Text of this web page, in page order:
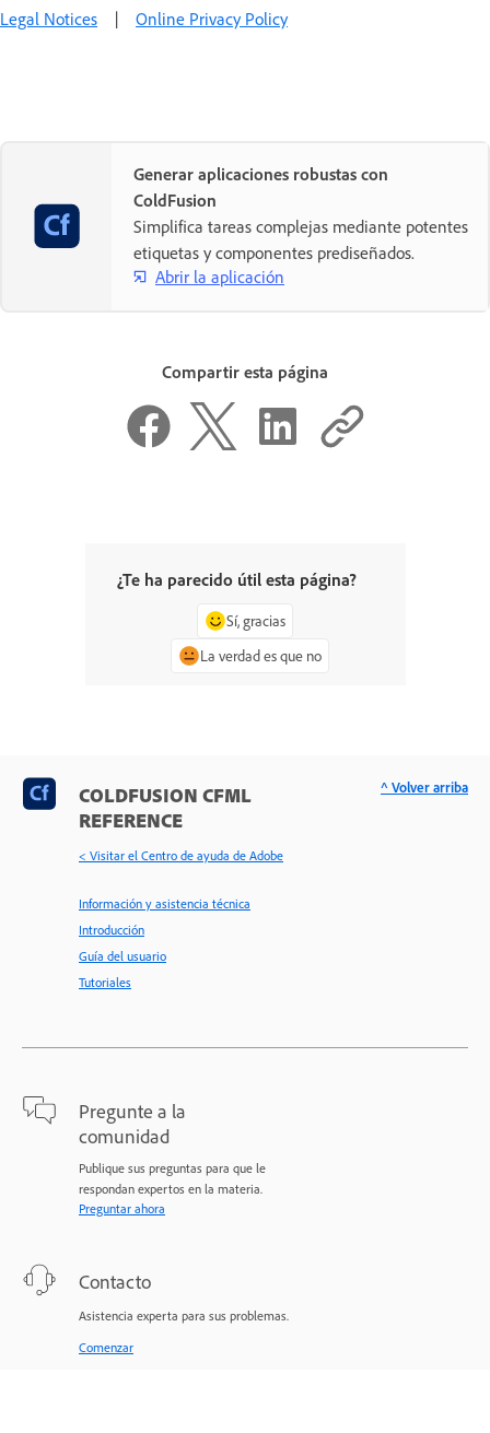
Legal Notices | Online Privacy Policy
Generar aplicaciones robustas con
ColdFusion
Simplifica tareas complejas mediante potentes
etiquetas y componentes prediseñados.
Abrir la aplicación
Compartir esta página
¿Te ha parecido útil esta página?
Sí, gracias
La verdad es que no
COLDFUSION CFML
REFERENCE
< Visitar el Centro de ayuda de Adobe
Información y asistencia técnica
Introducción
Guía del usuario
Tutoriales
Pregunte a la
comunidad
Publique sus preguntas para que le
respondan expertos en la materia.
Preguntar ahora
Contacto
Asistencia experta para sus problemas.
Comenzar
^ Volver arriba